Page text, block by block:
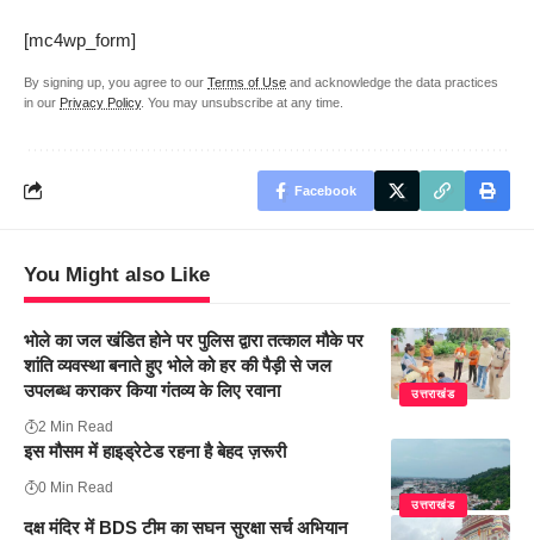
[mc4wp_form]
By signing up, you agree to our Terms of Use and acknowledge the data practices
in our Privacy Policy. You may unsubscribe at any time.
Facebook
You Might also Like
उत्तराखंड
भोले का जल खंडित होने पर पुलिस द्वारा तत्काल मौके पर
शांति व्यवस्था बनाते हुए भोले को हर की पैड़ी से जल
उपलब्ध कराकर किया गंतव्य के लिए रवाना
2 Min Read
उत्तराखंड
इस मौसम में हाइड्रेटेड रहना है बेहद ज़रूरी
0 Min Read
दक्ष मंदिर में BDS टीम का सघन सुरक्षा सर्च अभियान